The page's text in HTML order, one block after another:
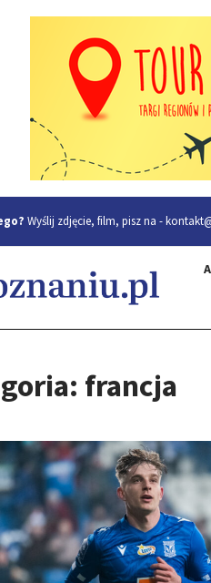
Wyślij zdjęcie, film, pisz na -
francja